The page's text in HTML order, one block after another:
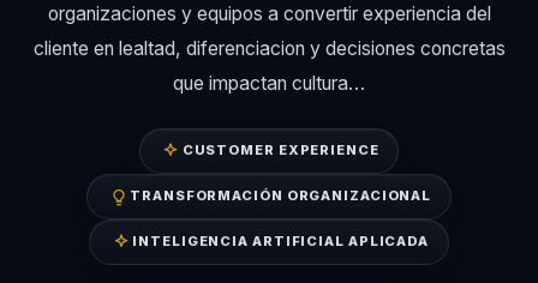
organizaciones y equipos a convertir experiencia del
cliente en lealtad, diferenciacion y decisiones concretas
que impactan cultura…
CUSTOMER EXPERIENCE
TRANSFORMACIÓN ORGANIZACIONAL
INTELIGENCIA ARTIFICIAL APLICADA